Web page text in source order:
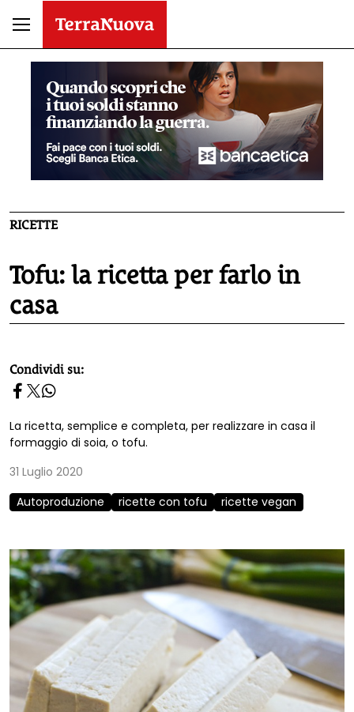
RICETTE
Tofu: la ricetta per farlo in
casa
homepage h2
Condividi su:
La ricetta, semplice e completa, per realizzare in casa il
formaggio di soia, o tofu.
31 Luglio 2020
Autoproduzione
ricette con tofu ricette vegan